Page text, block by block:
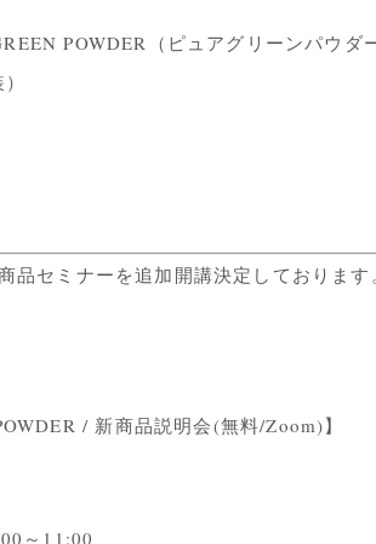
POWDER（ピュアグリーンパウダ
品セミナーを追加開講決定しております
/ 新商品説明会(無料/Zoom)】
～11:00